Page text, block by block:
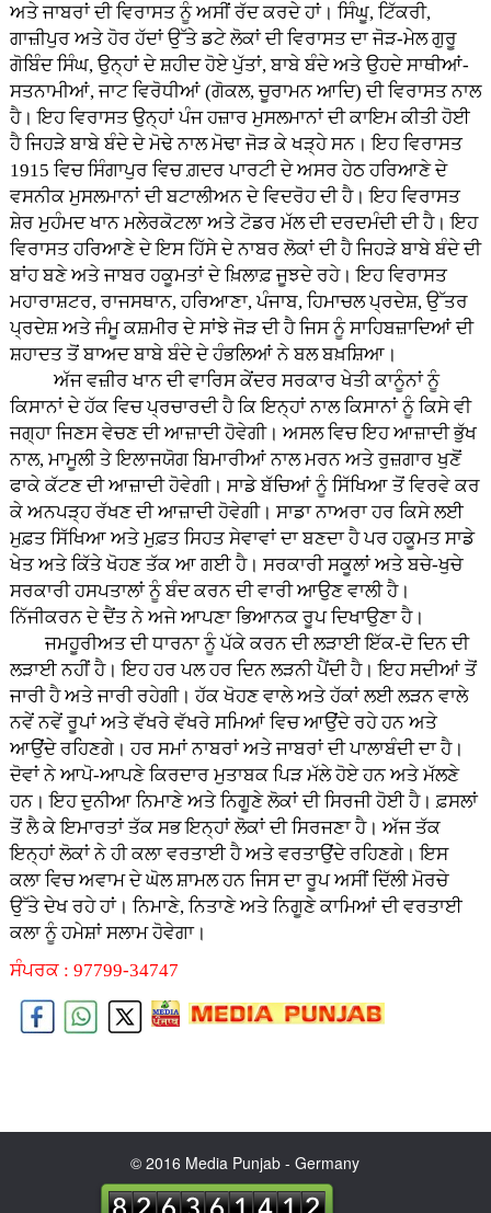
ਅਤੇ ਜਾਬਰਾਂ ਦੀ ਵਿਰਾਸਤ ਨੂੰ ਅਸੀਂ ਰੱਦ ਕਰਦੇ ਹਾਂ। ਸਿੰਘੂ, ਟਿੱਕਰੀ,
ਗਾਜ਼ੀਪੁਰ ਅਤੇ ਹੋਰ ਹੱਦਾਂ ਉੱਤੇ ਡਟੇ ਲੋਕਾਂ ਦੀ ਵਿਰਾਸਤ ਦਾ ਜੋੜ-ਮੇਲ ਗੁਰੂ
ਗੋਬਿੰਦ ਸਿੰਘ, ਉਨ੍ਹਾਂ ਦੇ ਸ਼ਹੀਦ ਹੋਏ ਪੁੱਤਾਂ, ਬਾਬੇ ਬੰਦੇ ਅਤੇ ਉਹਦੇ ਸਾਥੀਆਂ-
ਸਤਨਾਮੀਆਂ, ਜਾਟ ਵਿਰੋਧੀਆਂ (ਗੋਕਲ, ਚੂਰਾਮਨ ਆਦਿ) ਦੀ ਵਿਰਾਸਤ ਨਾਲ
ਹੈ। ਇਹ ਵਿਰਾਸਤ ਉਨ੍ਹਾਂ ਪੰਜ ਹਜ਼ਾਰ ਮੁਸਲਮਾਨਾਂ ਦੀ ਕਾਇਮ ਕੀਤੀ ਹੋਈ
ਹੈ ਜਿਹੜੇ ਬਾਬੇ ਬੰਦੇ ਦੇ ਮੋਢੇ ਨਾਲ ਮੋਢਾ ਜੋੜ ਕੇ ਖੜ੍ਹੇ ਸਨ। ਇਹ ਵਿਰਾਸਤ
1915 ਵਿਚ ਸਿੰਗਾਪੁਰ ਵਿਚ ਗ਼ਦਰ ਪਾਰਟੀ ਦੇ ਅਸਰ ਹੇਠ ਹਰਿਆਣੇ ਦੇ
ਵਸਨੀਕ ਮੁਸਲਮਾਨਾਂ ਦੀ ਬਟਾਲੀਅਨ ਦੇ ਵਿਦਰੋਹ ਦੀ ਹੈ। ਇਹ ਵਿਰਾਸਤ
ਸ਼ੇਰ ਮੁਹੰਮਦ ਖਾਨ ਮਲੇਰਕੋਟਲਾ ਅਤੇ ਟੋਡਰ ਮੱਲ ਦੀ ਦਰਦਮੰਦੀ ਦੀ ਹੈ। ਇਹ
ਵਿਰਾਸਤ ਹਰਿਆਣੇ ਦੇ ਇਸ ਹਿੱਸੇ ਦੇ ਨਾਬਰ ਲੋਕਾਂ ਦੀ ਹੈ ਜਿਹੜੇ ਬਾਬੇ ਬੰਦੇ ਦੀ
ਬਾਂਹ ਬਣੇ ਅਤੇ ਜਾਬਰ ਹਕੂਮਤਾਂ ਦੇ ਖ਼ਿਲਾਫ਼ ਜੂਝਦੇ ਰਹੇ। ਇਹ ਵਿਰਾਸਤ
ਮਹਾਰਾਸ਼ਟਰ, ਰਾਜਸਥਾਨ, ਹਰਿਆਣਾ, ਪੰਜਾਬ, ਹਿਮਾਚਲ ਪ੍ਰਦੇਸ਼, ਉੱਤਰ
ਪ੍ਰਦੇਸ਼ ਅਤੇ ਜੰਮੂ ਕਸ਼ਮੀਰ ਦੇ ਸਾਂਝੇ ਜੋੜ ਦੀ ਹੈ ਜਿਸ ਨੂੰ ਸਾਹਿਬਜ਼ਾਦਿਆਂ ਦੀ
ਸ਼ਹਾਦਤ ਤੋਂ ਬਾਅਦ ਬਾਬੇ ਬੰਦੇ ਦੇ ਹੰਭਲਿਆਂ ਨੇ ਬਲ ਬਖ਼ਸ਼ਿਆ।
ਅੱਜ ਵਜ਼ੀਰ ਖਾਨ ਦੀ ਵਾਰਿਸ ਕੇਂਦਰ ਸਰਕਾਰ ਖੇਤੀ ਕਾਨੂੰਨਾਂ ਨੂੰ
ਕਿਸਾਨਾਂ ਦੇ ਹੱਕ ਵਿਚ ਪ੍ਰਚਾਰਦੀ ਹੈ ਕਿ ਇਨ੍ਹਾਂ ਨਾਲ ਕਿਸਾਨਾਂ ਨੂੰ ਕਿਸੇ ਵੀ
ਜਗ੍ਹਾ ਜਿਣਸ ਵੇਚਣ ਦੀ ਆਜ਼ਾਦੀ ਹੋਵੇਗੀ। ਅਸਲ ਵਿਚ ਇਹ ਆਜ਼ਾਦੀ ਭੁੱਖ
ਨਾਲ, ਮਾਮੂਲੀ ਤੇ ਇਲਾਜਯੋਗ ਬਿਮਾਰੀਆਂ ਨਾਲ ਮਰਨ ਅਤੇ ਰੁਜ਼ਗਾਰ ਖੁਣੋਂ
ਫਾਕੇ ਕੱਟਣ ਦੀ ਆਜ਼ਾਦੀ ਹੋਵੇਗੀ। ਸਾਡੇ ਬੱਚਿਆਂ ਨੂੰ ਸਿੱਖਿਆ ਤੋਂ ਵਿਰਵੇ ਕਰ
ਕੇ ਅਨਪੜ੍ਹ ਰੱਖਣ ਦੀ ਆਜ਼ਾਦੀ ਹੋਵੇਗੀ। ਸਾਡਾ ਨਾਅਰਾ ਹਰ ਕਿਸੇ ਲਈ
ਮੁਫ਼ਤ ਸਿੱਖਿਆ ਅਤੇ ਮੁਫ਼ਤ ਸਿਹਤ ਸੇਵਾਵਾਂ ਦਾ ਬਣਦਾ ਹੈ ਪਰ ਹਕੂਮਤ ਸਾਡੇ
ਖੇਤ ਅਤੇ ਕਿੱਤੇ ਖੋਹਣ ਤੱਕ ਆ ਗਈ ਹੈ। ਸਰਕਾਰੀ ਸਕੂਲਾਂ ਅਤੇ ਬਚੇ-ਖੁਚੇ
ਸਰਕਾਰੀ ਹਸਪਤਾਲਾਂ ਨੂੰ ਬੰਦ ਕਰਨ ਦੀ ਵਾਰੀ ਆਉਣ ਵਾਲੀ ਹੈ।
ਨਿੱਜੀਕਰਨ ਦੇ ਦੈਂਤ ਨੇ ਅਜੇ ਆਪਣਾ ਭਿਆਨਕ ਰੂਪ ਦਿਖਾਉਣਾ ਹੈ।
ਜਮਹੂਰੀਅਤ ਦੀ ਧਾਰਨਾ ਨੂੰ ਪੱਕੇ ਕਰਨ ਦੀ ਲੜਾਈ ਇੱਕ-ਦੋ ਦਿਨ ਦੀ
ਲੜਾਈ ਨਹੀਂ ਹੈ। ਇਹ ਹਰ ਪਲ ਹਰ ਦਿਨ ਲੜਨੀ ਪੈਂਦੀ ਹੈ। ਇਹ ਸਦੀਆਂ ਤੋਂ
ਜਾਰੀ ਹੈ ਅਤੇ ਜਾਰੀ ਰਹੇਗੀ। ਹੱਕ ਖੋਹਣ ਵਾਲੇ ਅਤੇ ਹੱਕਾਂ ਲਈ ਲੜਨ ਵਾਲੇ
ਨਵੇਂ ਨਵੇਂ ਰੂਪਾਂ ਅਤੇ ਵੱਖਰੇ ਵੱਖਰੇ ਸਮਿਆਂ ਵਿਚ ਆਉਂਦੇ ਰਹੇ ਹਨ ਅਤੇ
ਆਉਂਦੇ ਰਹਿਣਗੇ। ਹਰ ਸਮਾਂ ਨਾਬਰਾਂ ਅਤੇ ਜਾਬਰਾਂ ਦੀ ਪਾਲਾਬੰਦੀ ਦਾ ਹੈ।
ਦੋਵਾਂ ਨੇ ਆਪੋ-ਆਪਣੇ ਕਿਰਦਾਰ ਮੁਤਾਬਕ ਪਿੜ ਮੱਲੇ ਹੋਏ ਹਨ ਅਤੇ ਮੱਲਣੇ
ਹਨ। ਇਹ ਦੁਨੀਆ ਨਿਮਾਣੇ ਅਤੇ ਨਿਗੂਣੇ ਲੋਕਾਂ ਦੀ ਸਿਰਜੀ ਹੋਈ ਹੈ। ਫ਼ਸਲਾਂ
ਤੋਂ ਲੈ ਕੇ ਇਮਾਰਤਾਂ ਤੱਕ ਸਭ ਇਨ੍ਹਾਂ ਲੋਕਾਂ ਦੀ ਸਿਰਜਣਾ ਹੈ। ਅੱਜ ਤੱਕ
ਇਨ੍ਹਾਂ ਲੋਕਾਂ ਨੇ ਹੀ ਕਲਾ ਵਰਤਾਈ ਹੈ ਅਤੇ ਵਰਤਾਉਂਦੇ ਰਹਿਣਗੇ। ਇਸ
ਕਲਾ ਵਿਚ ਅਵਾਮ ਦੇ ਘੋਲ ਸ਼ਾਮਲ ਹਨ ਜਿਸ ਦਾ ਰੂਪ ਅਸੀਂ ਦਿੱਲੀ ਮੋਰਚੇ
ਉੱਤੇ ਦੇਖ ਰਹੇ ਹਾਂ। ਨਿਮਾਣੇ, ਨਿਤਾਣੇ ਅਤੇ ਨਿਗੂਣੇ ਕਾਮਿਆਂ ਦੀ ਵਰਤਾਈ
ਕਲਾ ਨੂੰ ਹਮੇਸ਼ਾਂ ਸਲਾਮ ਹੋਵੇਗਾ।
ਸੰਪਰਕ : 97799-34747
© 2016 Media Punjab - Germany